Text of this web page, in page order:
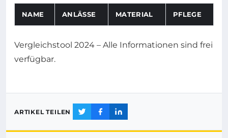
NAME ANLÄSSE MATERIAL PFLEGE
Vergleichstool 2024 – Alle Informationen sind frei
verfügbar.
ARTIKEL TEILEN